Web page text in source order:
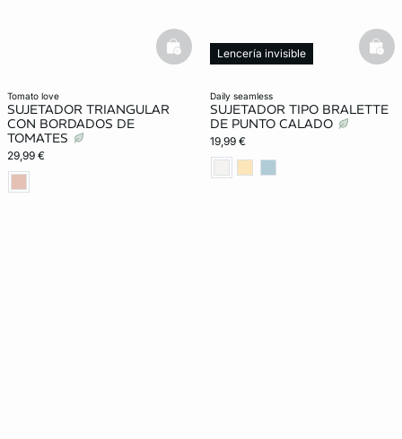
tomato love
SUJETADOR TRIANGULAR
CON BORDADOS DE
TOMATES
29,99 €
basketfull
daily seamless
SUJETADOR TIPO BRALETTE
DE PUNTO CALADO
19,99 €
Lencería invisible